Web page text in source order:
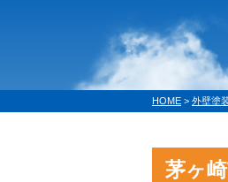
HOME > 外壁塗
茅ヶ